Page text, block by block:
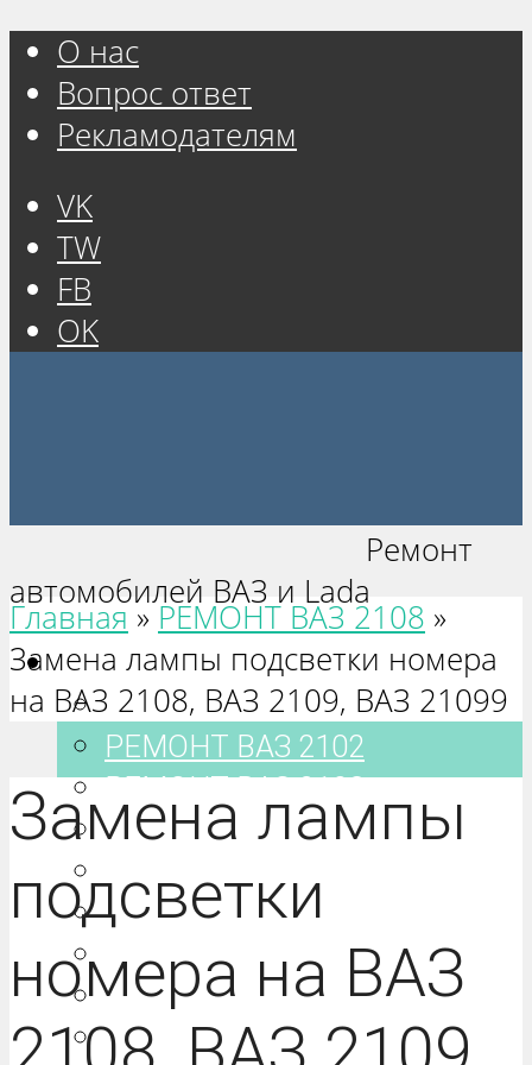
О нас
Вопрос ответ
Рекламодателям
VK
TW
FB
OK
Ремонт
автомобилей ВАЗ и Lada
Ваз 2101-2115
РЕМОНТ ВАЗ 2101
РЕМОНТ ВАЗ 2102
РЕМОНТ ВАЗ 2103
РЕМОНТ ВАЗ 2104
РЕМОНТ ВАЗ 2106
РЕМОНТ ВАЗ 2107
РЕМОНТ ВАЗ 2108
РЕМОНТ ВАЗ 2109
Главная » РЕМОНТ ВАЗ 2108 »
Замена лампы подсветки номера
на ВАЗ 2108, ВАЗ 2109, ВАЗ 21099
Замена лампы
подсветки
номера на ВАЗ